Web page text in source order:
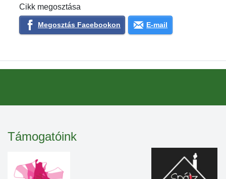
Cikk megosztása
Megosztás Facebookon E-mail
Támogatóink